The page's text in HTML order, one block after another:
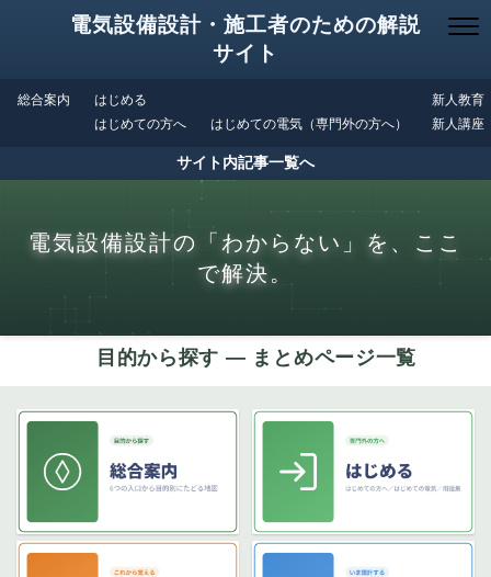
電気設備設計・施工者のための解説
サイト
総合案内
はじめる
はじめての方へ
はじめての電気（専門外の方へ）
新人教育
新人講座
サイト内記事一覧へ
電気設備設計の「わからない」を、ここ
で解決。